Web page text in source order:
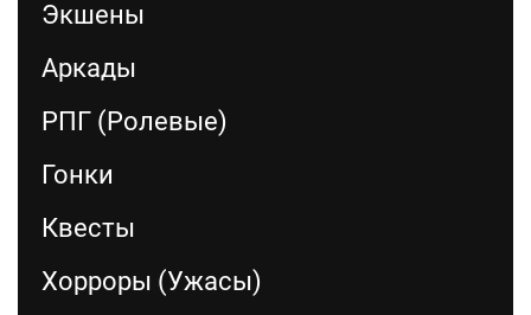
Экшены
Аркады
РПГ (Ролевые)
Гонки
Квесты
Хорроры (Ужасы)